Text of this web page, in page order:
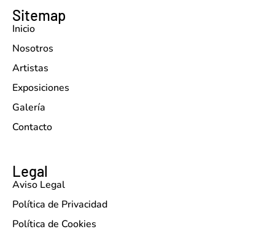
Sitemap
Inicio
Nosotros
Artistas
Exposiciones
Galería
Contacto
Legal
Aviso Legal
Política de Privacidad
Política de Cookies